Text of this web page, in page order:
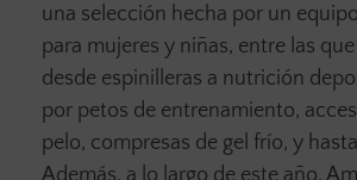
una selección hecha por un
para mujeres y niñas, entre las
desde espinilleras a nutrición
por petos de entrenamiento,
pelo, compresas de gel frío, y
Además, a lo largo de este año,